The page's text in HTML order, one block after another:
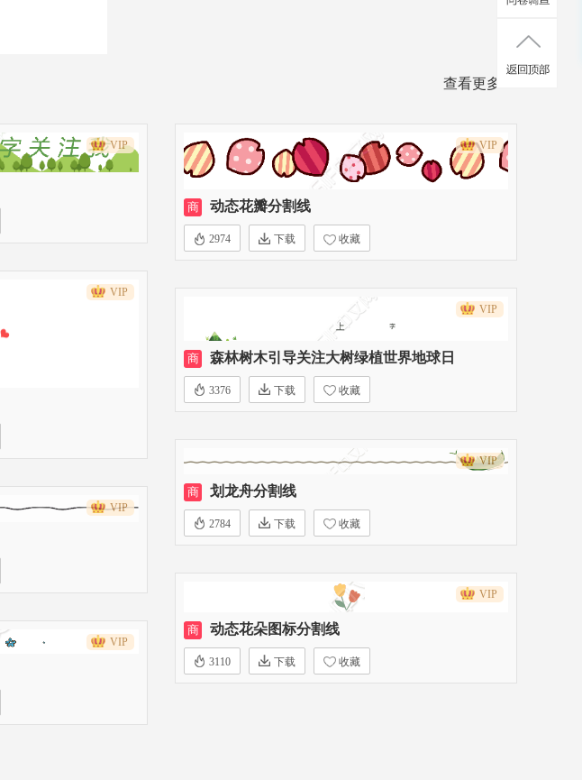
查看更多>>
VIP VIP
商 动态花瓣分割线
2974 下载 收藏
VIP
VIP
商 森林树木引导关注大树绿植世界地球日
3376 下载 收藏
VIP
商 划龙舟分割线
2784 下载 收藏
VIP
VIP
商 动态花朵图标分割线
3110 下载 收藏
VIP